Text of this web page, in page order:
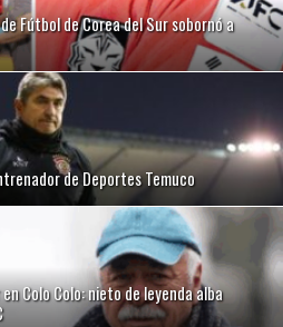
Fútbol de Corea del Sur sobornó a
de Deportes Temuco
Colo Colo: nieto de leyenda alba